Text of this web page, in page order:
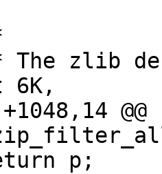
6K,
@@